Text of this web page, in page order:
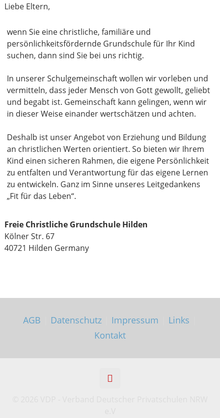
Liebe Eltern,
wenn Sie eine christliche, familiäre und
persönlichkeitsfördernde Grundschule für Ihr Kind
suchen, dann sind Sie bei uns richtig.
In unserer Schulgemeinschaft wollen wir vorleben und
vermitteln, dass jeder Mensch von Gott gewollt, geliebt
und begabt ist. Gemeinschaft kann gelingen, wenn wir
in dieser Weise einander wertschätzen und achten.
Deshalb ist unser Angebot von Erziehung und Bildung
an christlichen Werten orientiert. So bieten wir Ihrem
Kind einen sicheren Rahmen, die eigene Persönlichkeit
zu entfalten und Verantwortung für das eigene Lernen
zu entwickeln. Ganz im Sinne unseres Leitgedankens
„Fit für das Leben“.
Freie Christliche Grundschule Hilden
Kölner Str. 67
40721 Hilden Germany
AGB Datenschutz Impressum Links
Kontakt